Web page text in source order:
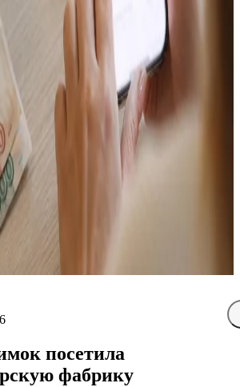
посетила
фабрику